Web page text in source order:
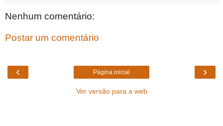
Nenhum comentário:
Postar um comentário
‹ ›
Página inicial
Ver versão para a web